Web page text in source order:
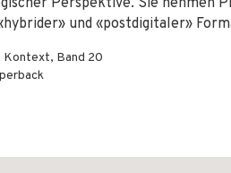
Perspektive. Sie nehmen
und «postdigitaler»
Kontext, Band 20